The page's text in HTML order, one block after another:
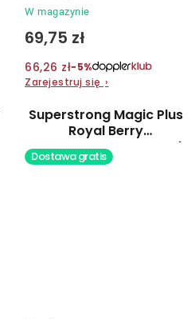
W magazynie
69,75 zł
66,26 zł−5%
Zarejestruj się ›
Superstrong Magic Plus
Royal Berry
automatyczny parasol
Dostawa gratis